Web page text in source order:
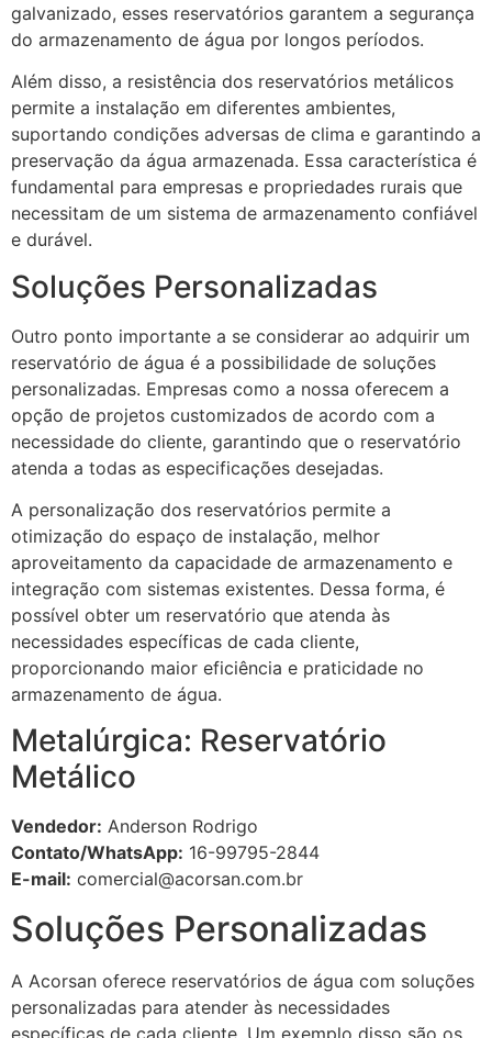
galvanizado, esses reservatórios garantem a segurança
do armazenamento de água por longos períodos.
Além disso, a resistência dos reservatórios metálicos
permite a instalação em diferentes ambientes,
suportando condições adversas de clima e garantindo a
preservação da água armazenada. Essa característica é
fundamental para empresas e propriedades rurais que
necessitam de um sistema de armazenamento confiável
e durável.
Soluções Personalizadas
Outro ponto importante a se considerar ao adquirir um
reservatório de água é a possibilidade de soluções
personalizadas. Empresas como a nossa oferecem a
opção de projetos customizados de acordo com a
necessidade do cliente, garantindo que o reservatório
atenda a todas as especificações desejadas.
A personalização dos reservatórios permite a
otimização do espaço de instalação, melhor
aproveitamento da capacidade de armazenamento e
integração com sistemas existentes. Dessa forma, é
possível obter um reservatório que atenda às
necessidades específicas de cada cliente,
proporcionando maior eficiência e praticidade no
armazenamento de água.
Metalúrgica: Reservatório
Metálico
Vendedor: Anderson Rodrigo
Contato/WhatsApp: 16-99795-2844
E-mail: comercial@acorsan.com.br
Soluções Personalizadas
A Acorsan oferece reservatórios de água com soluções
personalizadas para atender às necessidades
específicas de cada cliente. Um exemplo disso são os